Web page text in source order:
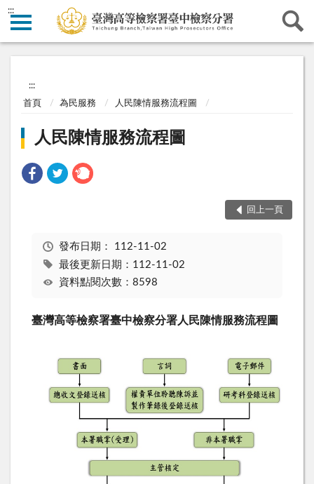
:::
:::
首頁 為民服務 人民陳情服務流程圖
人民陳情服務流程圖
回上一頁
發布日期： 112-11-02
最後更新日期：112-11-02
資料點閱次數：8598
臺灣高等檢察署臺中檢察分署人民陳情服務流程圖